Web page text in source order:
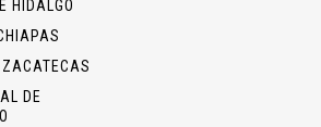
HIDALGO
ZACATECAS
DE